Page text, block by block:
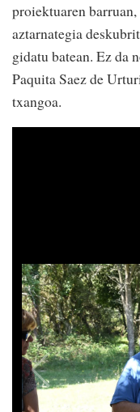
proiektuaren
aztarnategia
gidatu batean. Ez da
Paquita Saez de
txangoa.